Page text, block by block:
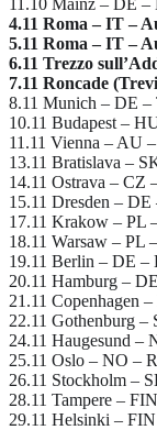
4.11 Roma – IT –
5.11 Roma – IT –
6.11 Trezzo
7.11 Roncade
8.11 Munich – DE –
10.11 Budapest –
11.11 Vienna – AU
13.11 Bratislava –
14.11 Ostrava – CZ
15.11 Dresden – DE
17.11 Krakow – PL
18.11 Warsaw – PL
19.11 Berlin – DE –
20.11 Hamburg –
21.11 Copenhagen
22.11 Gothenburg –
24.11 Haugesund –
25.11 Oslo – NO –
26.11 Stockholm –
28.11 Tampere –
29.11 Helsinki – FIN